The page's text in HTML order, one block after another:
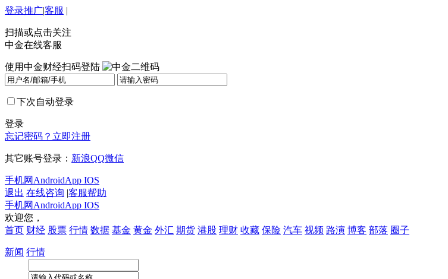
登录推广|客服 |
扫描或点击关注
中金在线客服
使用中金财经扫码登陆
下次自动登录
登录
忘记密码？ 立即注册
其它账号登录： 新浪QQ微信
手机网 AndroidApp IOS
退出 在线咨询 |客服帮助
手机网 AndroidApp IOS
欢迎您，
首页 财经 股票 行情 数据 基金 黄金 外汇 期货 港股 理财 收藏 保险 汽车 视频 路演 博客 部落 圈子
新闻 行情